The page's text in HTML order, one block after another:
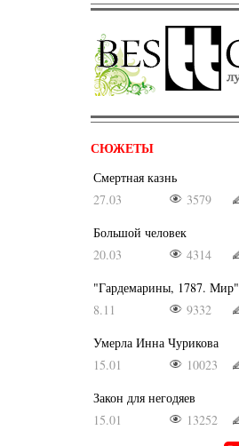
СЮЖЕТЫ
Смертная казнь
27.03
3579
Большой человек
20.03
4314
"Гардемарины, 1787. Мир"
8.11
9332
Умерла Инна Чурикова
15.01
10023
Закон для негодяев
15.01
13252